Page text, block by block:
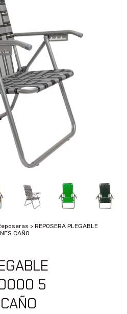
> REPOSERA PLEGABLE
CAÑO
5